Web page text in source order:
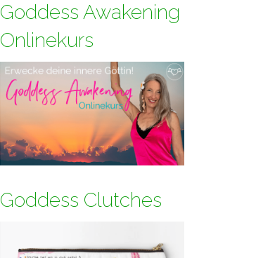
Goddess Awakening
Onlinekurs
Goddess Clutches